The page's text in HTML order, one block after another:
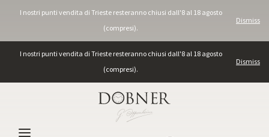
I nostri punti vendita di Trieste resteranno chiusi dall'8 al 18 agosto
(compresi).
Dismiss
I nostri punti vendita di Trieste resteranno chiusi dall'8 al 18 agosto
(compresi).
Dismiss